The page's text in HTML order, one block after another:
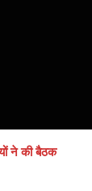
ने की बैठक